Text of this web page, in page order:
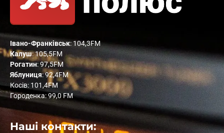
Івано-Франківськ: 104,3FM
Калуш: 105,5FM
Рогатин: 97,5FM
Яблуниця: 92,4FM
Косів: 101,4FM
Городенка: 99,0 FM
Наші контакти: